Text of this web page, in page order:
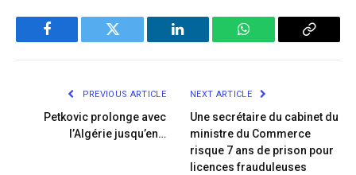
Facebook Twitter LinkedIn WhatsApp Copy
PREVIOUS ARTICLE
Petkovic prolonge avec
l’Algérie jusqu’en…
NEXT ARTICLE
Une secrétaire du cabinet du
ministre du Commerce
risque 7 ans de prison pour
licences frauduleuses